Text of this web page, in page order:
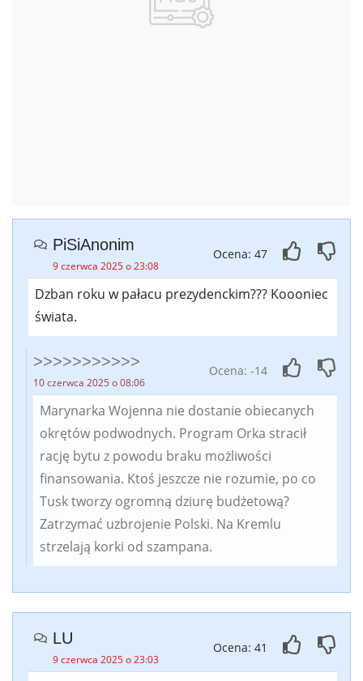
PiSiAnonim
9 czerwca 2025 o 23:08
Ocena: 47
Dzban roku w pałacu prezydenckim??? Koooniec
świata.
>>>>>>>>>>>
10 czerwca 2025 o 08:06
Ocena: -14
Marynarka Wojenna nie dostanie obiecanych
okrętów podwodnych. Program Orka stracił
rację bytu z powodu braku możliwości
finansowania. Ktoś jeszcze nie rozumie, po co
Tusk tworzy ogromną dziurę budżetową?
Zatrzymać uzbrojenie Polski. Na Kremlu
strzelają korki od szampana.
LU
9 czerwca 2025 o 23:03
Ocena: 41